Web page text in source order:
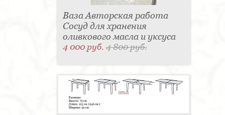
Ваза Авторская работа
Сосуд для хранения
оливкового масла и уксуса
4 000 руб.4 800 руб.